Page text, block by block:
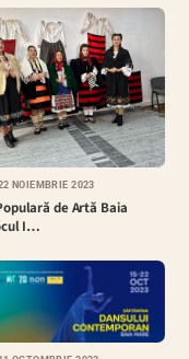
NOIEMBRIE 2023
de Artă Baia
I…